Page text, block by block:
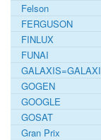
Felson
FERGUSON
FINLUX
FUNAI
GALAXIS=GALAXI
GOGEN
GOOGLE
GOSAT
Gran Prix